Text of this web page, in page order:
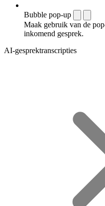
Bubble pop-up
Maak gebruik van de
inkomend gesprek.
AI-gesprektranscripties